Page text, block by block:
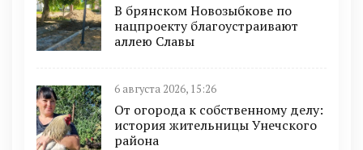
В брянском Новозыбкове по
нацпроекту благоустраивают
аллею Славы
6 августа 2026, 15:26
От огорода к собственному делу:
история жительницы Унечского
района